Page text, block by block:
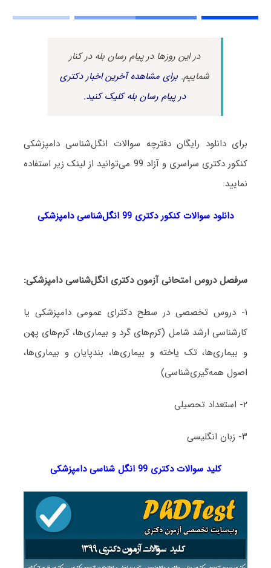
در این روزها در پیام رسان بله در کنار
شماییم.برای مشاهده آخرین اخبار دکتری
در پیام رسان بله کلیک کنید.
برای دانلود رایگان دفترچه سوالات انگل‌شناسی دامپزشکی
کنکور دکتری سراسری و آزاد 99 می‌توانید از لینک زیر استفاده
نمایید:
دانلود سوالات کنکور دکتری 99 انگل‌شناسی دامپزشکی
سرفصل دروس امتحانی آزمون دکتری انگل‌شناسی دامپزشکی:
۱- دروس تخصصی در سطح دکترای عمومی دامپزشکی یا
کارشناسی ارشد شامل (کرم‌های گرد و بیماری‌ها، کرم‌های پهن
و بیماری‌ها، تک یاخته و بیماری‌ها، بندپایان و بیماری‌ها،
اصول همه‌گیری‌شناسی)
۲- استعداد تحصیلی
۳- زبان انگلیسی
کلید سوالات دکتری 99 انگل شناسی دامپزشکی